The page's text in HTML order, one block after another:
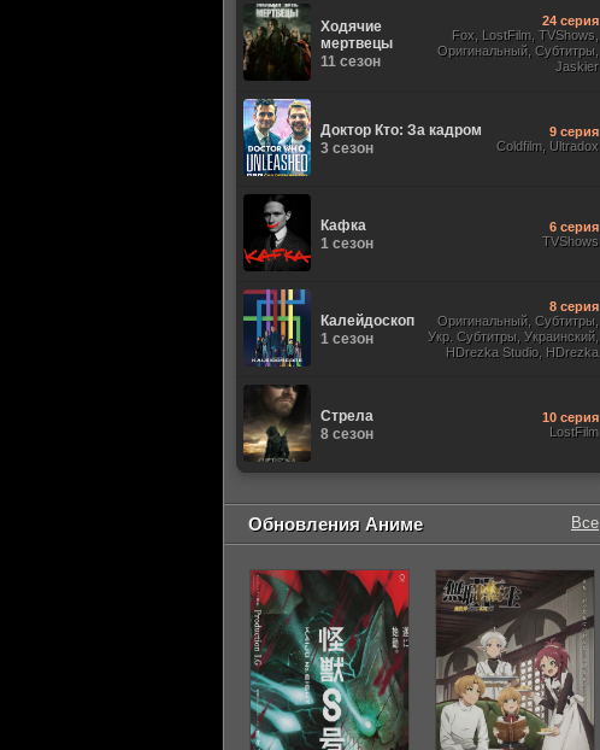
Ходячие
мертвецы
11 сезон
24 серия
Fox, LostFilm, TVShows,
Оригинальный, Субтитры,
Jaskier
Доктор Кто: За кадром
3 сезон
9 серия
Coldfilm, Ultradox
Кафка
1 сезон
6 серия
TVShows
Калейдоскоп
1 сезон
8 серия
Оригинальный, Субтитры,
Укр. Субтитры, Украинский,
HDrezka Studio, HDrezka
Стрела
8 сезон
10 серия
LostFilm
Обновления Аниме Все